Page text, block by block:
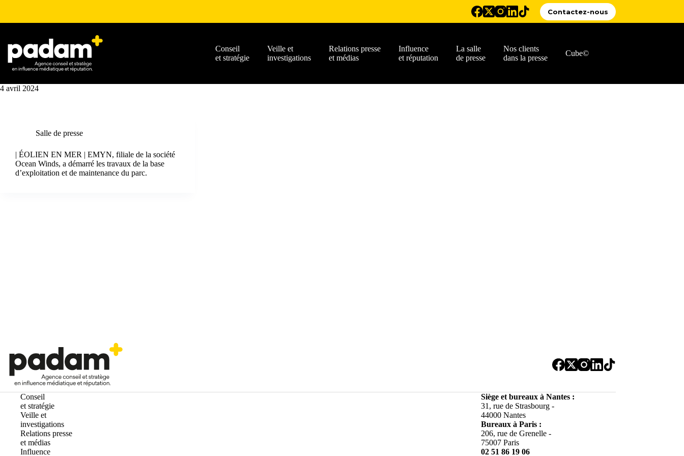
Contactez-nous
Conseil
et stratégie
Veille et
investigations
Relations presse
et médias
Influence
et réputation
La salle
de presse
Nos clients
dans la presse
Cube©
4 avril 2024
Salle de presse
| ÉOLIEN EN MER | EMYN, filiale de la société
Ocean Winds, a démarré les travaux de la base
d’exploitation et de maintenance du parc.
Conseil
et stratégie
Veille et
investigations
Relations presse
et médias
Influence
Siège et bureaux à Nantes :
31, rue de Strasbourg -
44000 Nantes
Bureaux à Paris :
206, rue de Grenelle -
75007 Paris
02 51 86 19 06